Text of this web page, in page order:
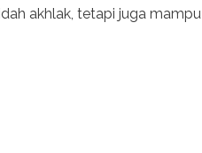
akhlak, tetapi juga mampu